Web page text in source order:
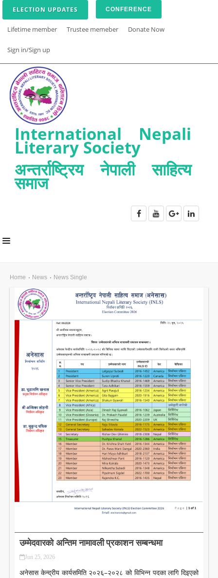
ELECTION UPDATES CONFERENCE
Lifetime member Trustee memeber Donate Now
Sign in/Sign up
International Nepali
Literary Society
अन्तर्राष्ट्रिय नेपाली साहित्य
समाज
ABOUT US
INLS CHAPTER
MEMBERS
EVENTS
NEWS
PUBLICATIONS
AWARDS
GALLERY
LITERATURE
Home News News Single
उम्मेदवारको अन्तिम नामावली प्रकाशन सम्बन्धमा
Jun 25, 2026
अनेसास केन्द्रीय कार्यसमिति २०२६–२०२८ को विभिन्न पदका लागि दिइएको